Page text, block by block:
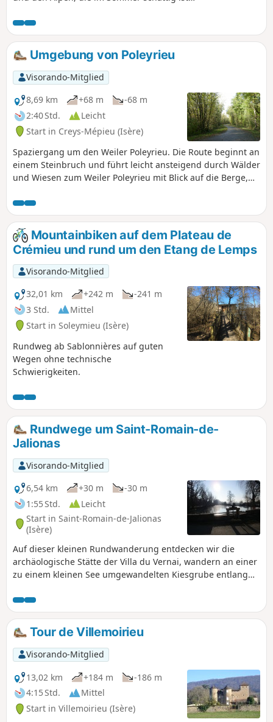
Umgebung von Poleyrieu
Visorando-Mitglied
8,69 km
+68 m
-68 m
2:40 Std.
Leicht
Start in Creys-Mépieu (Isère)
Spaziergang um den Weiler Poleyrieu. Die Route beginnt an
einem Steinbruch und führt leicht ansteigend durch Wälder
und Wiesen zum Weiler Poleyrieu mit Blick auf die Berge,
Bergkette Belledonne. Auf dem Rückweg führt die Route
durch den Wald, ohne gut sichtbare Spuren (GPS oder die
App Visorando sind hilfreich), um zu einem natürlichen
Teich, dem Étang Flocarde, zu gelangen. Der Rückweg führt
über die Ebene von Devin.
Mountainbiken auf dem Plateau de
Crémieu und rund um den Etang de Lemps
Visorando-Mitglied
32,01 km
+242 m
-241 m
3 Std.
Mittel
Start in Soleymieu (Isère)
Rundweg ab Sablonnières auf guten
Wegen ohne technische
Schwierigkeiten.
Rundwege um Saint-Romain-de-
Jalionas
Visorando-Mitglied
6,54 km
+30 m
-30 m
1:55 Std.
Leicht
Start in Saint-Romain-de-Jalionas
(Isère)
Auf dieser kleinen Rundwanderung entdecken wir die
archäologische Stätte der Villa du Vernai, wandern an einer
zu einem kleinen See umgewandelten Kiesgrube entlang
Tour de Villemoirieu
Visorando-Mitglied
13,02 km
+184 m
-186 m
4:15 Std.
Mittel
Start in Villemoirieu (Isère)